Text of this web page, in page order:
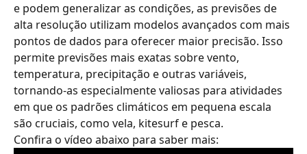
e podem generalizar as condições, as previsões de
alta resolução utilizam modelos avançados com mais
pontos de dados para oferecer maior precisão. Isso
permite previsões mais exatas sobre vento,
temperatura, precipitação e outras variáveis,
tornando-as especialmente valiosas para atividades
em que os padrões climáticos em pequena escala
são cruciais, como vela, kitesurf e pesca.
Confira o vídeo abaixo para saber mais: